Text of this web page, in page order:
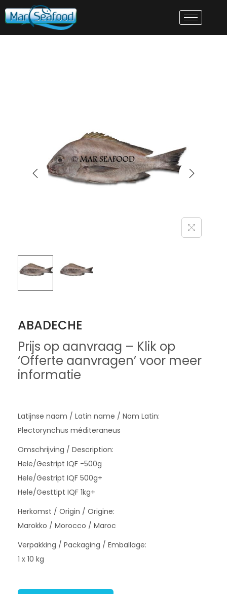
VORIGE VOLGENDE
ABADECHE
Prijs op aanvraag – Klik op
‘Offerte aanvragen’ voor meer
informatie
Latijnse naam / Latin name / Nom Latin:
Plectorynchus méditeraneus
Omschrijving / Description:
Hele/Gestript IQF -500g
Hele/Gestript IQF 500g+
Hele/Gesttipt IQF 1kg+
Herkomst / Origin / Origine:
Marokko / Morocco / Maroc
Verpakking / Packaging / Emballage:
1 x 10 kg